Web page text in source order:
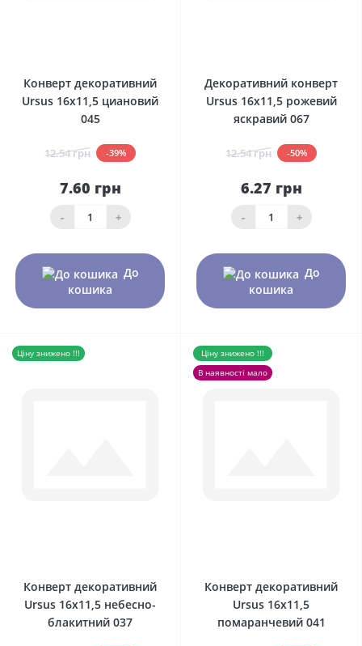
Конверт декоративний
Ursus 16х11,5 циановий
045
12.54 грн -39%
7.60 грн
- +
До
кошика
Декоративний конверт
Ursus 16х11,5 рожевий
яскравий 067
12.54 грн -50%
6.27 грн
- +
До
кошика
Ціну знижено !!!
Конверт декоративний
Ursus 16х11,5 небесно-
блакитний 037
Ціну знижено !!!
В наявності мало
Конверт декоративний
Ursus 16х11,5
помаранчевий 041